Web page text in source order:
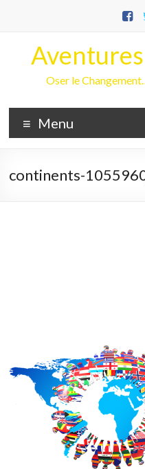
Oser le
Menu
continents-